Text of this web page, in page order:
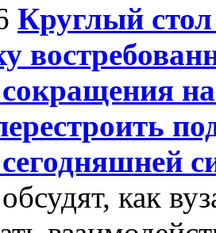
Круглый
сокращения
как